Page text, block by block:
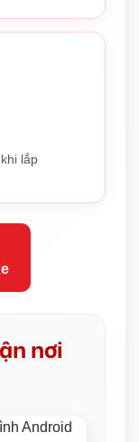
lắp
nơi